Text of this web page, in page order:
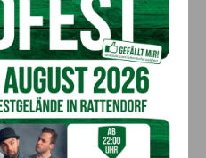
Nächster Artikel
Naturpark Dobratsch:
Frühschoppen mit feierlicher
Urkundenverleihung
“Österreichs Naturpark des
Jahres 2024”